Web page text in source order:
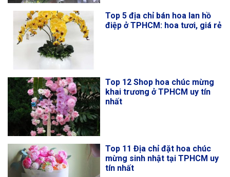
Top 5 địa chỉ bán hoa lan hồ
điệp ở TPHCM: hoa tươi, giá rẻ
Top 12 Shop hoa chúc mừng
khai trương ở TPHCM uy tín
nhất
Top 11 Địa chỉ đặt hoa chúc
mừng sinh nhật tại TPHCM uy
tín nhất